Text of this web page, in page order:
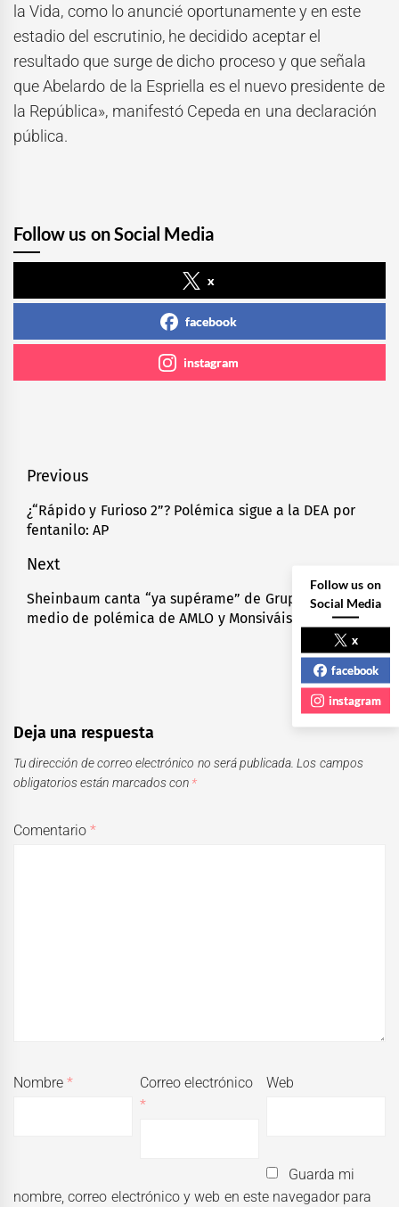
la Vida, como lo anuncié oportunamente y en este
estadio del escrutinio, he decidido aceptar el
resultado que surge de dicho proceso y que señala
que Abelardo de la Espriella es el nuevo presidente de
la República», manifestó Cepeda en una declaración
pública.
Follow us on Social Media
x
facebook
instagram
Navegación
de
entradas
Previous
Previous
post:
¿“Rápido y Furioso 2”? Polémica sigue a la DEA por
fentanilo: AP
Next
Next
post:
Sheinbaum canta “ya supérame” de Grupo Firme en
medio de polémica de AMLO y Monsiváis
Deja una respuesta
Tu dirección de correo electrónico no será publicada. Los campos
obligatorios están marcados con *
Comentario*
Nombre*
Correo electrónico
*
Web
Guarda mi
nombre, correo electrónico y web en este navegador para
Follow us on
Social Media
x
facebook
instagram